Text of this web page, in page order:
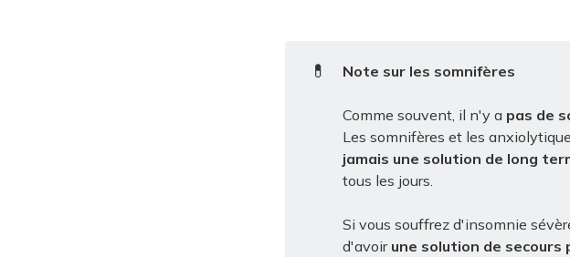
💊 Note sur les somnifères
Comme souvent, il n'y a pas de
Les somnifères et les
jamais une solution de long
tous les jours.
Si vous souffrez d'insomnie
d'avoir une solution de secours